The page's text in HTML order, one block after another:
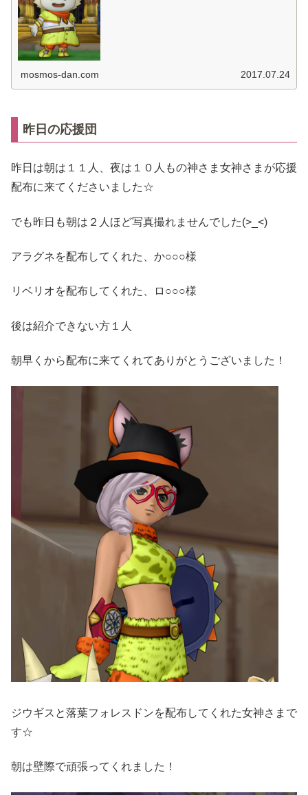
mosmos-dan.com 2017.07.24
昨日の応援団
昨日は朝は１１人、夜は１０人もの神さま女神さまが応援
配布に来てくださいました☆
でも昨日も朝は２人ほど写真撮れませんでした(>_<)
アラグネを配布してくれた、か○○○様
リベリオを配布してくれた、ロ○○○様
後は紹介できない方１人
朝早くから配布に来てくれてありがとうございました！
ジウギスと落葉フォレスドンを配布してくれた女神さまで
す☆
朝は壁際で頑張ってくれました！